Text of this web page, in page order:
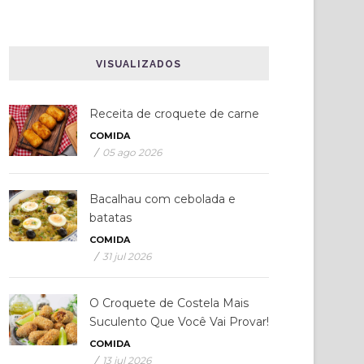
VISUALIZADOS
Receita de croquete de carne
COMIDA
/ 05 ago 2026
Bacalhau com cebolada e
batatas
COMIDA
/ 31 jul 2026
O Croquete de Costela Mais
Suculento Que Você Vai Provar!
COMIDA
/ 13 jul 2026